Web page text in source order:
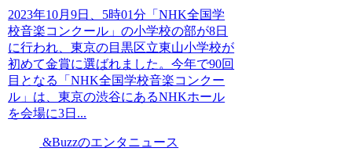
2023年10月9日、5時01分「NHK全国学
校音楽コンクール」の小学校の部が8日
に行われ、東京の目黒区立東山小学校が
初めて金賞に選ばれました。今年で90回
目となる「NHK全国学校音楽コンクー
ル」は、東京の渋谷にあるNHKホール
を会場に3日...
&Buzzのエンタニュース